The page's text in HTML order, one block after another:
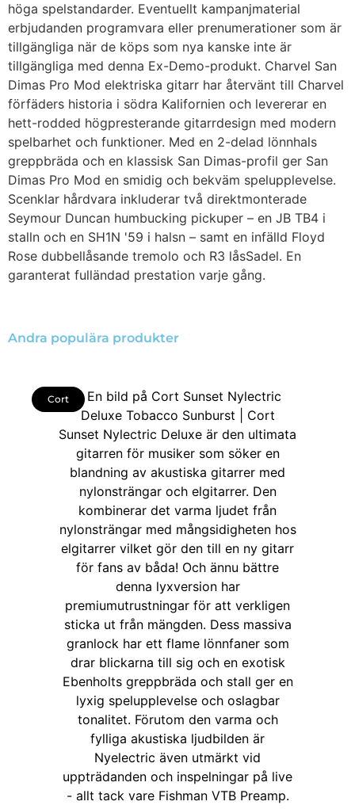
höga spelstandarder. Eventuellt kampanjmaterial
erbjudanden programvara eller prenumerationer som är
tillgängliga när de köps som nya kanske inte är
tillgängliga med denna Ex-Demo-produkt. Charvel San
Dimas Pro Mod elektriska gitarr har återvänt till Charvel
förfäders historia i södra Kalifornien och levererar en
hett-rodded högpresterande gitarrdesign med modern
spelbarhet och funktioner. Med en 2-delad lönnhals
greppbräda och en klassisk San Dimas-profil ger San
Dimas Pro Mod en smidig och bekväm spelupplevelse.
Scenklar hårdvara inkluderar två direktmonterade
Seymour Duncan humbucking pickuper – en JB TB4 i
stalln och en SH1N '59 i halsn – samt en infälld Floyd
Rose dubbellåsande tremolo och R3 låsSadel. En
garanterat fulländad prestation varje gång.
Andra populära produkter
Cort